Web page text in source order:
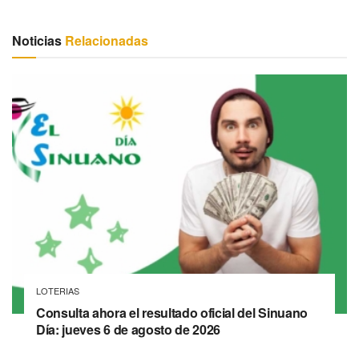
Noticias Relacionadas
LOTERIAS
Consulta ahora el resultado oficial del Sinuano
Día: jueves 6 de agosto de 2026